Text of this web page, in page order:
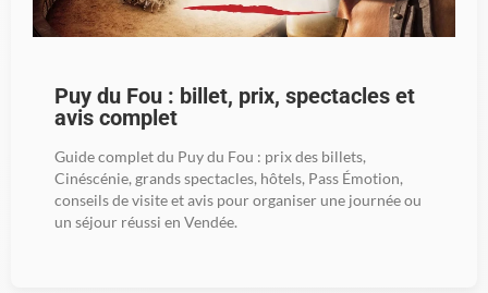
Puy du Fou : billet, prix, spectacles et
avis complet
Guide complet du Puy du Fou : prix des billets,
Cinéscénie, grands spectacles, hôtels, Pass Émotion,
conseils de visite et avis pour organiser une journée ou
un séjour réussi en Vendée.